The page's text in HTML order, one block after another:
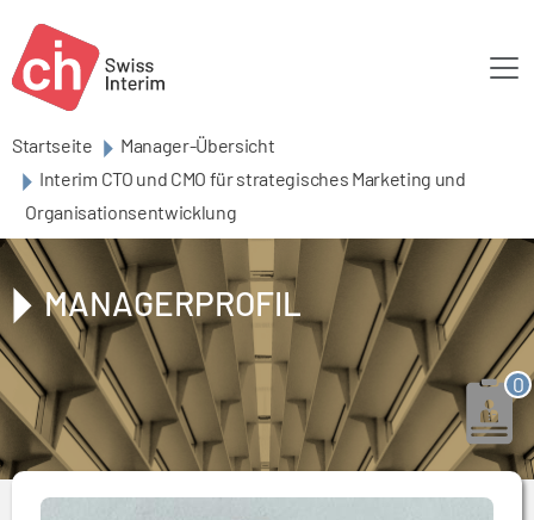
Startseite
Manager-Übersicht
Interim CTO und CMO für strategisches Marketing und
Organisationsentwicklung
MANAGERPROFIL
0